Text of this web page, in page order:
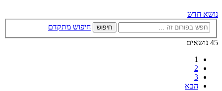
נושא חדש
חיפוש
חיפוש מתקדם
45 נושאים
1
2
3
הבא